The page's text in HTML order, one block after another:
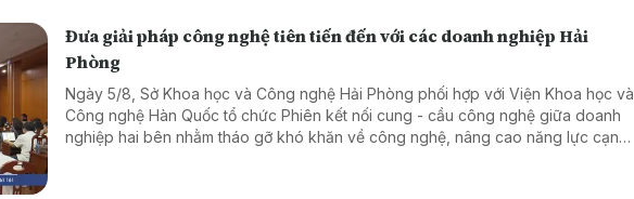
Đưa giải pháp công nghệ tiên tiến đến với các doanh nghiệp Hải
Phòng
Ngày 5/8, Sở Khoa học và Công nghệ Hải Phòng phối hợp với Viện Khoa học và
Công nghệ Hàn Quốc tổ chức Phiên kết nối cung - cầu công nghệ giữa doanh
nghiệp hai bên nhằm tháo gỡ khó khăn về công nghệ, nâng cao năng lực cạnh